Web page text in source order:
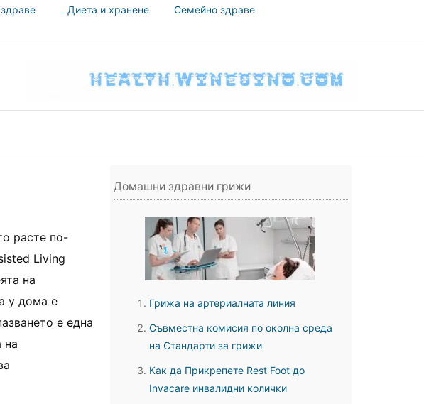
Диета и хранене
Семейно здраве
расте по-
Living
на
у дома е
е една
на
Домашни здравни грижи
Грижа на артериалната линия
Съвместна комисия по околна среда
на Стандарти за грижи
Как да Прикрепете Rest Foot до
Invacare инвалидни колички